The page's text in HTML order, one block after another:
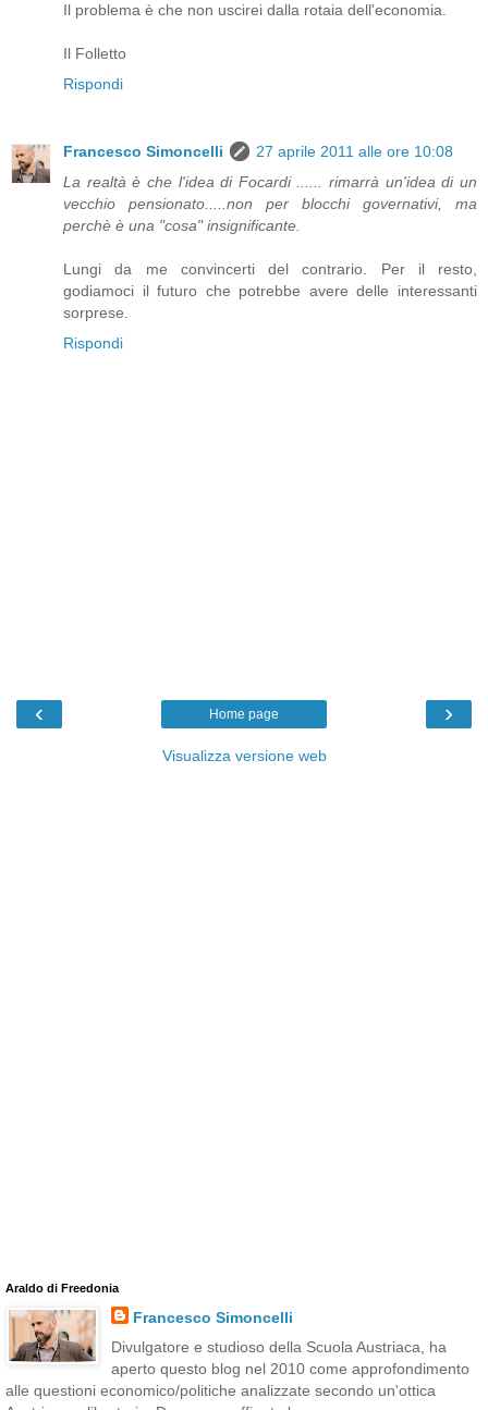
Il problema è che non uscirei dalla rotaia dell'economia.
Il Folletto
Rispondi
Francesco Simoncelli
27 aprile 2011 alle ore 10:08
La realtà è che l'idea di Focardi ...... rimarrà un'idea di un
vecchio pensionato.....non per blocchi governativi, ma
perchè è una "cosa" insignificante.
Lungi da me convincerti del contrario. Per il resto,
godiamoci il futuro che potrebbe avere delle interessanti
sorprese.
Rispondi
‹ ›
Home page
Visualizza versione web
Araldo di Freedonia
Francesco Simoncelli
Divulgatore e studioso della Scuola Austriaca, ha
aperto questo blog nel 2010 come approfondimento
alle questioni economico/politiche analizzate secondo un'ottica